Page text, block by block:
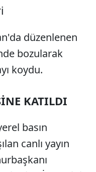
düzenlenen
bozularak
koydu.
KATILDI
basın
canlı yayın